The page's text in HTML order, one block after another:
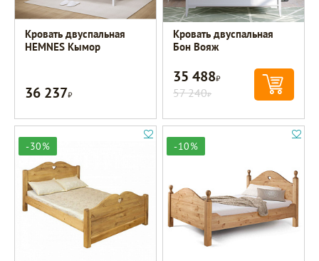
Кровать двуспальная
HEMNES Кымор
36 237Р
Кровать двуспальная
Бон Вояж
35 488Р
57 240Р
-30% -10%